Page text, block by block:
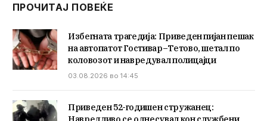
ПРОЧИТАЈ ПОВЕЌЕ
Избегната трагедија: Приведен пијан пешак
на автопатот Гостивар–Тетово, шетал по
коловозот и навредувал полицајци
03.08.2026 во 14:45
Приведен 52-годишен стружанец: